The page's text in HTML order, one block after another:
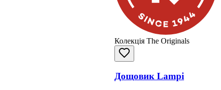
Колекція The Originals
Дощовик Lampi